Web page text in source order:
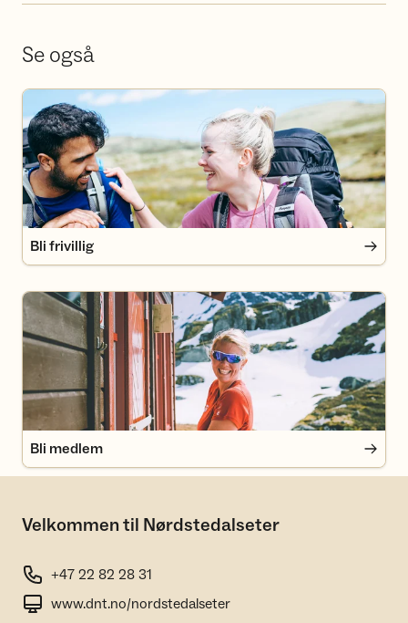
Se også
Bli frivillig
Bli frivillig
Bli medlem
Bli medlem
Velkommen til Nørdstedalseter
+47 22 82 28 31
www.dnt.no/nordstedalseter